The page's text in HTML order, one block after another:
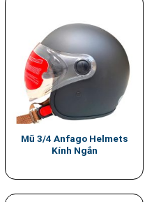
Mũ 3/4 Anfago Helmets
Kính Ngắn